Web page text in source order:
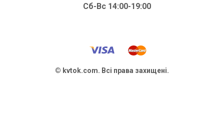
Сб-Вс 14:00-19:00
© kvtok.com. Всі права захищені.